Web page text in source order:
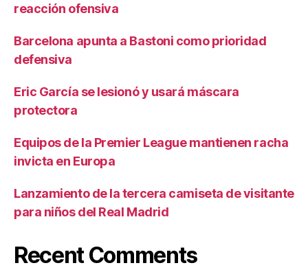
reacción ofensiva
Barcelona apunta a Bastoni como prioridad
defensiva
Eric García se lesionó y usará máscara
protectora
Equipos de la Premier League mantienen racha
invicta en Europa
Lanzamiento de la tercera camiseta de visitante
para niños del Real Madrid
Recent Comments